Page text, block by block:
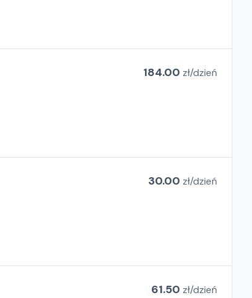
184.00 zł/dzień
30.00 zł/dzień
61.50 zł/dzień